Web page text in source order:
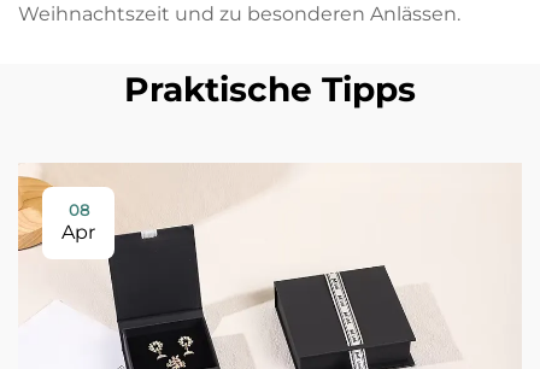
Weihnachtszeit und zu besonderen Anlässen.
Praktische Tipps
08
Apr